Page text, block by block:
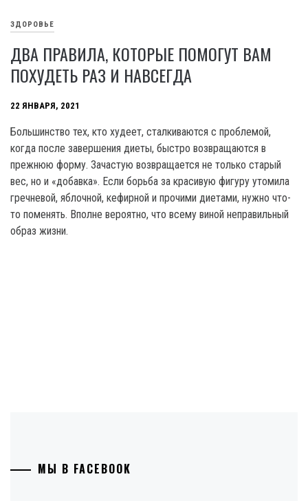
ЗДОРОВЬЕ
ДВА ПРАВИЛА, КОТОРЫЕ ПОМОГУТ ВАМ
ПОХУДЕТЬ РАЗ И НАВСЕГДА
22 ЯНВАРЯ, 2021
Большинство тех, кто худеет, сталкиваются с проблемой,
когда после завершения диеты, быстро возвращаются в
прежнюю форму. Зачастую возвращается не только старый
вес, но и «добавка». Если борьба за красивую фигуру утомила
гречневой, яблочной, кефирной и прочими диетами, нужно что-
то поменять. Вполне вероятно, что всему виной неправильный
образ жизни.
МЫ В FACEBOOK